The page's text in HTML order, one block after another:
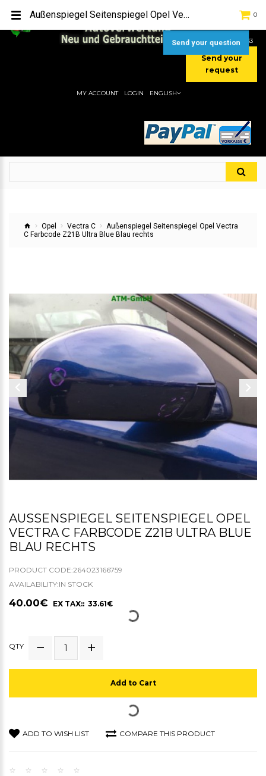
[+49] (0) 2232-5205
MOBIL:
[+49] (0) 177 / 4080033
Send your
request
0
MY ACCOUNT LOGIN ENGLISH
Opel Vectra C
Außenspiegel Seitenspiegel Opel Vectra
C Farbcode Z21B Ultra Blue Blau rechts
AUSSENSPIEGEL SEITENSPIEGEL OPEL V
ECTRA C FARBCODE Z21B ULTRA BLUE B
LAU RECHTS
PRODUCT CODE:264023166759
AVAILABILITY:IN STOCK
40.00€ EX TAX:: 33.61€
QTY
Add to Cart
ADD TO WISH LIST COMPARE THIS PRODUCT
Außenspiegel Seitenspiegel Opel Vectra C Farbcode Z21B Ultra Blue Blau rechts
Send your question